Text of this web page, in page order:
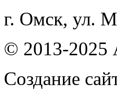
г. Омск, ул.
© 2013-2025
Создание